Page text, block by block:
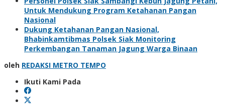
Untuk Mendukung Program Ketahanan Pangan
Nasional
Dukung Ketahanan Pangan Nasional,
Bhabinkamtibmas Polsek Siak Monitoring
Perkembangan Tanaman Jagung Warga Binaan
oleh REDAKSI METRO TEMPO
Ikuti Kami Pada